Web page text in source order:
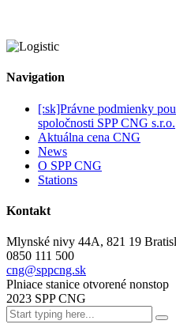
Navigation
[:sk]Právne podmienky
spoločnosti SPP CNG s.r.o.
Aktuálna cena CNG
News
O SPP CNG
Stations
Kontakt
Mlynské nivy 44A, 821 19
0850 111 500
cng@sppcng.sk
Plniace stanice otvorené nonstop
2023 SPP CNG